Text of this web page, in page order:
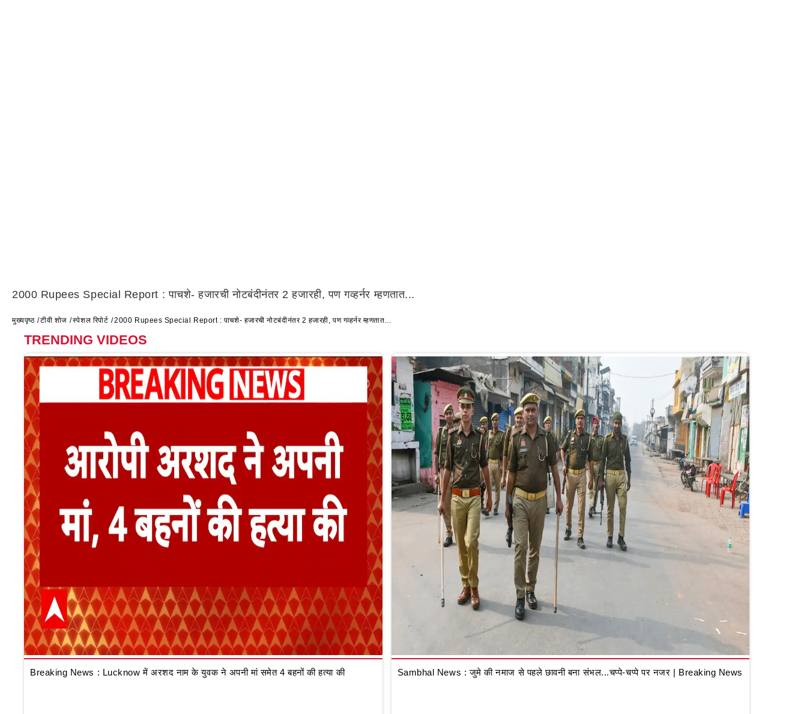
2000 Rupees Special Report : पाचशे- हजारची नोटबंदीनंतर 2 हजारही, पण गव्हर्नर म्हणतात...
मुख्यपृष्ठ टीवी शोज स्पेशल रिपोर्ट 2000 Rupees Special Report : पाचशे- हजारची नोटबंदीनंतर 2 हजारही, पण गव्हर्नर म्हणतात...
TRENDING VIDEOS
Breaking News : Lucknow में अरशद नाम के युवक ने अपनी मां समेत 4 बहनों की हत्या की Sambhal News : जुमे की नमाज से पहले छावनी बना संभल...चप्पे-चप्पे पर नजर | Breaking News